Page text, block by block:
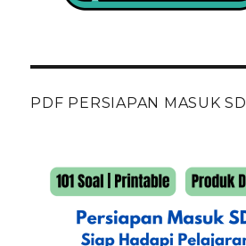
PDF PERSIAPAN MASUK SD